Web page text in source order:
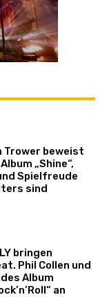
Trower beweist
„Shine“,
Spielfreude
sind
bringen
Phil Collen und
Album
an